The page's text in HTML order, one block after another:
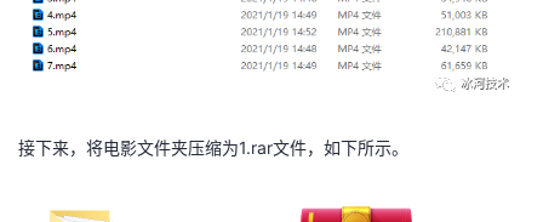
发
者
学
Programs
的
支
接下来，将电影文件夹压缩为1.rar文件，如下所示。